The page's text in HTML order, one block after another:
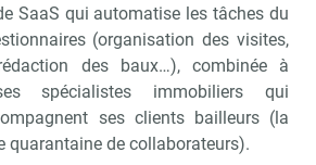
SaaS qui automatise les tâches du
(organisation des visites,
des baux…), combinée à
spécialistes immobiliers qui
ses clients bailleurs (la
quarantaine de collaborateurs).